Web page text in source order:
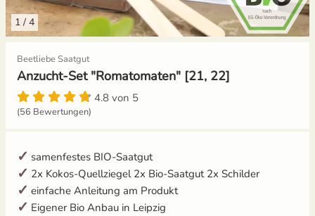
1 / 4
Beetliebe Saatgut
Anzucht-Set "Romatomaten" [21, 22]
4.8 von 5
(56 Bewertungen)
samenfestes BIO-Saatgut
2x Kokos-Quellziegel 2x Bio-Saatgut 2x Schilder
einfache Anleitung am Produkt
Eigener Bio Anbau in Leipzig
Gemüsesamen Set
Gurken
Jalapeno
Kohl
Kohlrabi
Gelbe Tomaten
Gewächshaustomaten
Grüne Tomaten
Ochsenherztomaten
Orangene Tomaten
Aussaat und Anzucht im Dezember
Aussaat und Anzucht im Juli
Aussaat und Anzucht im Juni